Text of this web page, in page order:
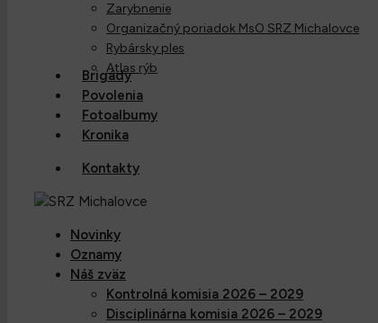
Zarybnenie
Organizačný poriadok MsO SRZ Michalovce
Rybársky ples
Atlas rýb
Brigády
Povolenia
Fotoalbumy
Kronika
Kontakty
Novinky
Oznamy
Náš zväz
Kontrolná komisia 2026 – 2029
Disciplinárna komisia 2026 – 2029